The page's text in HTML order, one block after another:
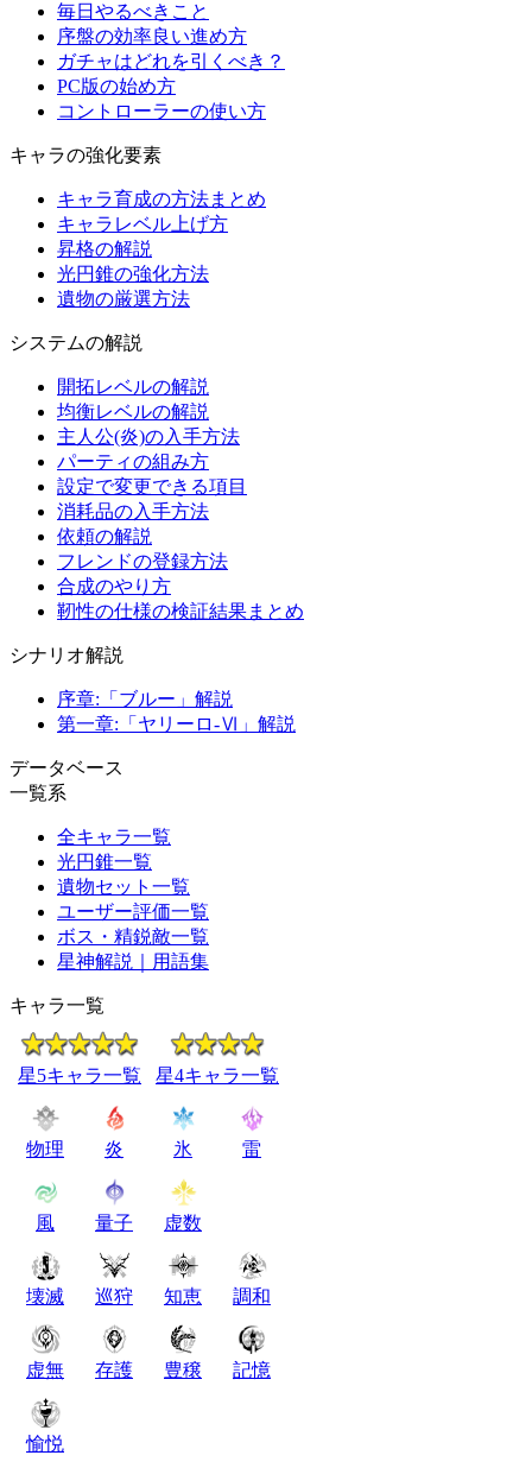
毎日やるべきこと
序盤の効率良い進め方
ガチャはどれを引くべき？
PC版の始め方
コントローラーの使い方
キャラの強化要素
キャラ育成の方法まとめ
キャラレベル上げ方
昇格の解説
光円錐の強化方法
遺物の厳選方法
システムの解説
開拓レベルの解説
均衡レベルの解説
主人公(炎)の入手方法
パーティの組み方
設定で変更できる項目
消耗品の入手方法
依頼の解説
フレンドの登録方法
合成のやり方
靭性の仕様の検証結果まとめ
シナリオ解説
序章:「ブルー」解説
第一章:「ヤリーロ-Ⅵ」解説
データベース
一覧系
全キャラ一覧
光円錐一覧
遺物セット一覧
ユーザー評価一覧
ボス・精鋭敵一覧
星神解説｜用語集
キャラ一覧
星5キャラ一覧 星4キャラ一覧
物理 炎 氷 雷
風 量子 虚数
壊滅 巡狩 知恵 調和
虚無 存護 豊穣 記憶
愉悦